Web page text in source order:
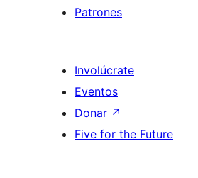
Patrones
Involúcrate
Eventos
Donar ↗
Five for the Future